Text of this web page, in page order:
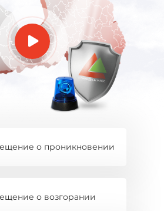
о проникновении
о возгорании